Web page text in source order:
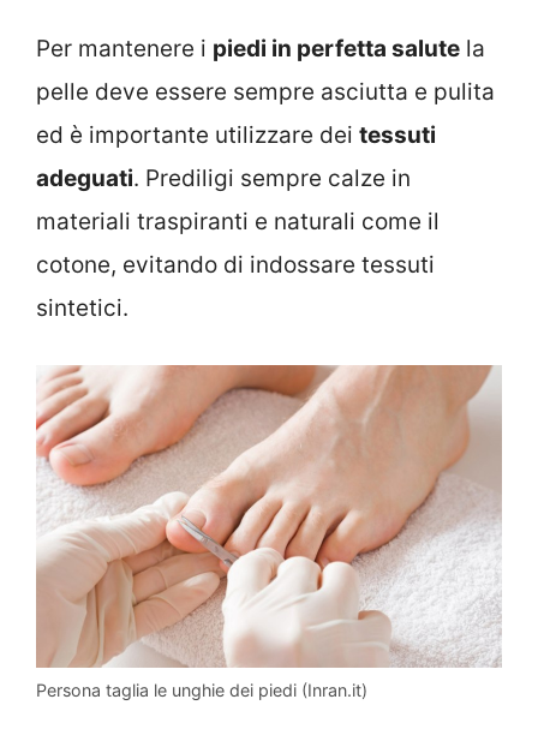
Per mantenere i piedi in perfetta salute la
pelle deve essere sempre asciutta e pulita
ed è importante utilizzare dei tessuti
adeguati. Prediligi sempre calze in
materiali traspiranti e naturali come il
cotone, evitando di indossare tessuti
sintetici.
Persona taglia le unghie dei piedi (Inran.it)